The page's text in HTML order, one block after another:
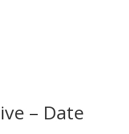
– Date